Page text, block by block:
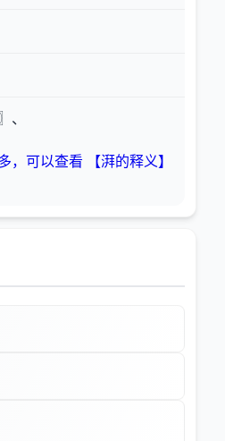
、
，可以查看 【湃的释义】